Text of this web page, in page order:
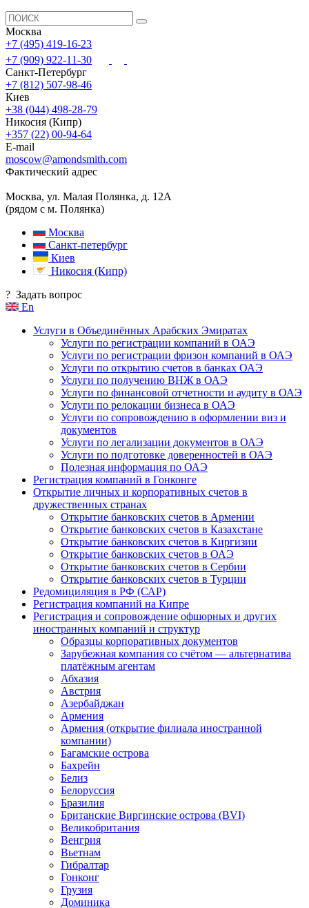
Москва
+7 (495) 419-16-23
+7 (909) 922-11-30
Санкт-Петербург
+7 (812) 507-98-46
Киев
+38 (044) 498-28-79
Никосия (Кипр)
+357 (22) 00-94-64
E-mail
moscow@amondsmith.com
Фактический адрес
Москва, ул. Малая Полянка, д. 12А
(рядом с м. Полянка)
Москва
Санкт-петербург
Киев
Никосия (Кипр)
? Задать вопрос
En
Услуги в Объединённых Арабских Эмиратах
Услуги по регистрации компаний в ОАЭ
Услуги по регистрации фризон компаний в ОАЭ
Услуги по открытию счетов в банках ОАЭ
Услуги по получению ВНЖ в ОАЭ
Услуги по финансовой отчетности и аудиту в ОАЭ
Услуги по релокации бизнеса в ОАЭ
Услуги по сопровождению в оформлении виз и
документов
Услуги по легализации документов в ОАЭ
Услуги по подготовке доверенностей в ОАЭ
Полезная информация по ОАЭ
Регистрация компаний в Гонконге
Открытие личных и корпоративных счетов в
дружественных странах
Открытие банковских счетов в Армении
Открытие банковских счетов в Казахстане
Открытие банковских счетов в Киргизии
Открытие банковских счетов в ОАЭ
Открытие банковских счетов в Сербии
Открытие банковских счетов в Турции
Редомициляция в РФ (САР)
Регистрация компаний на Кипре
Регистрация и сопровождение офшорных и других
иностранных компаний и структур
Образцы корпоративных документов
Зарубежная компания со счётом — альтернатива
платёжным агентам
Абхазия
Австрия
Азербайджан
Армения
Армения (открытие филиала иностранной
компании)
Багамские острова
Бахрейн
Белиз
Белоруссия
Бразилия
Британские Виргинские острова (BVI)
Великобритания
Венгрия
Вьетнам
Гибралтар
Гонконг
Грузия
Доминика